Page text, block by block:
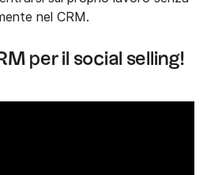
nel CRM.
per il social selling!